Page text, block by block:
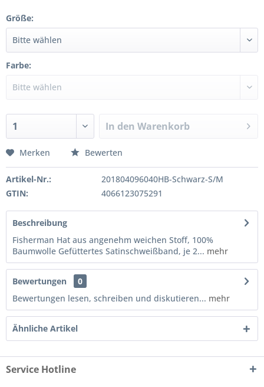
Größe:
Farbe:
In den Warenkorb
Merken Bewerten
Artikel-Nr.:
201804096040HB-Schwarz-S/M
GTIN:
4066123075291
Beschreibung
Fisherman Hat aus angenehm weichen Stoff, 100%
Baumwolle Gefüttertes Satinschweißband, je 2... mehr
Bewertungen
0
Bewertungen lesen, schreiben und diskutieren... mehr
Ähnliche Artikel
Service Hotline